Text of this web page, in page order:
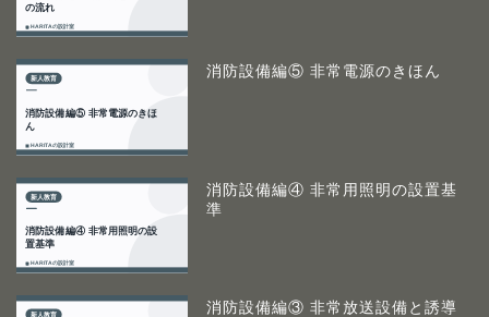
消防設備編⑤ 非常電源のきほん
消防設備編④ 非常用照明の設置基
準
消防設備編③ 非常放送設備と誘導